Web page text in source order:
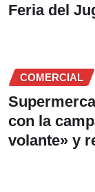
Feria del
COMERCIAL
con la
volante» y